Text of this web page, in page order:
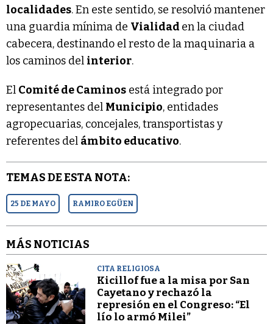
localidades. En este sentido, se resolvió mantener
una guardia mínima de Vialidad en la ciudad
cabecera, destinando el resto de la maquinaria a
los caminos del interior.
El Comité de Caminos está integrado por
representantes del Municipio, entidades
agropecuarias, concejales, transportistas y
referentes del ámbito educativo.
TEMAS DE ESTA NOTA:
25 DE MAYO RAMIRO EGÜEN
MÁS NOTICIAS
CITA RELIGIOSA
Kicillof fue a la misa por San
Cayetano y rechazó la
represión en el Congreso: “El
lío lo armó Milei”